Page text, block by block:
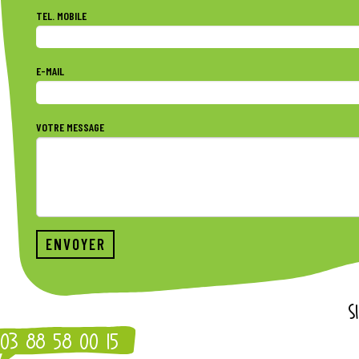
TEL. MOBILE
E-MAIL
VOTRE MESSAGE
03 88 58 00 15